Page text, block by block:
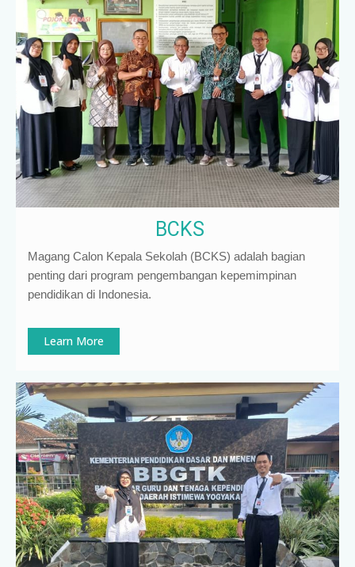
BCKS
Magang Calon Kepala Sekolah (BCKS) adalah bagian
penting dari program pengembangan kepemimpinan
pendidikan di Indonesia.
Learn More